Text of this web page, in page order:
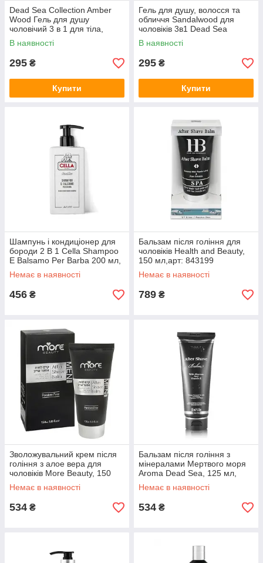
Dead Sea Collection Amber
Wood Гель для душу
чоловічий 3 в 1 для тіла,
волосся й обличчя 1000 мл
В наявності
295 ₴
Купити
Гель для душу, волосся та
обличчя Sandalwood для
чоловіків 3в1 Dead Sea
Collection, 1000 мл
В наявності
295 ₴
Купити
Шампунь і кондиціонер для
бороди 2 В 1 Cella Shampoo
E Balsamo Per Barba 200 мл,
арт.570860
Немає в наявності
456 ₴
Бальзам після гоління для
чоловіків Health and Beauty,
150 мл,арт: 843199
Немає в наявності
789 ₴
Зволожувальний крем після
гоління з алое вера для
чоловіків More Beauty, 150
мл, арт:799516
Немає в наявності
534 ₴
Бальзам після гоління з
мінералами Мертвого моря
Aroma Dead Sea, 125 мл,
арт:492626
Немає в наявності
534 ₴